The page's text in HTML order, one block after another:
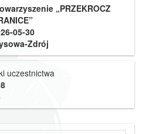
„PRZEKROCZ
05-30
Zdrój
uczestnictwa